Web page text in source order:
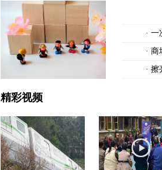
· 一
· 商
· 擦
精彩视频